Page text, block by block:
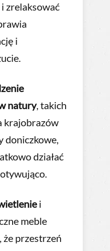
zrelaksować
i
natury, takich
krajobrazów
doniczkowe,
działać
i
meble
że przestrzeń